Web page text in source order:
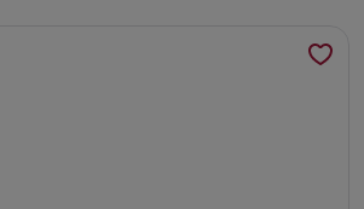
για το Athens Koukaki